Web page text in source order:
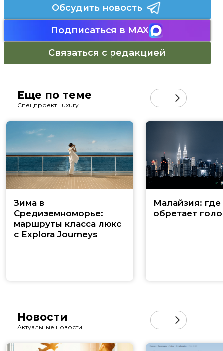
Обсудить новость
Подписаться в MAX
Связаться с редакцией
Еще по теме
Спецпроект Luxury
Зима в
Средиземноморье:
маршруты класса люкс
с Explora Journeys
Малайзия:
обретает
Новости
Актуальные новости